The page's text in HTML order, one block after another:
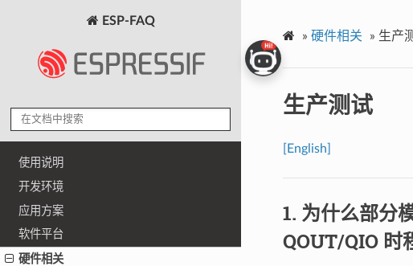
ESP-FAQ
使用说明
开发环境
应用方案
软件平台
硬件相关
» 硬件相关 » 生产
生产测试
[English]
为什么部分
QOUT/QIO 时